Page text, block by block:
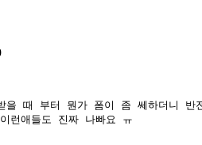
을 때 부터 뭔가 폼이 좀 쎄하더니 반
런애들도 진짜 나빠요 ㅠ